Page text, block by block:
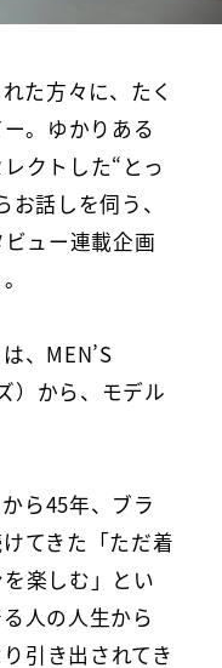
た方々に、たく
。ゆかりある
クトした“とっ
話しを伺う、
ュー連載企画
、MEN’S
）から、モデル
ら45年、ブラ
てきた「ただ着
楽しむ」とい
人の人生から
引き出されてき